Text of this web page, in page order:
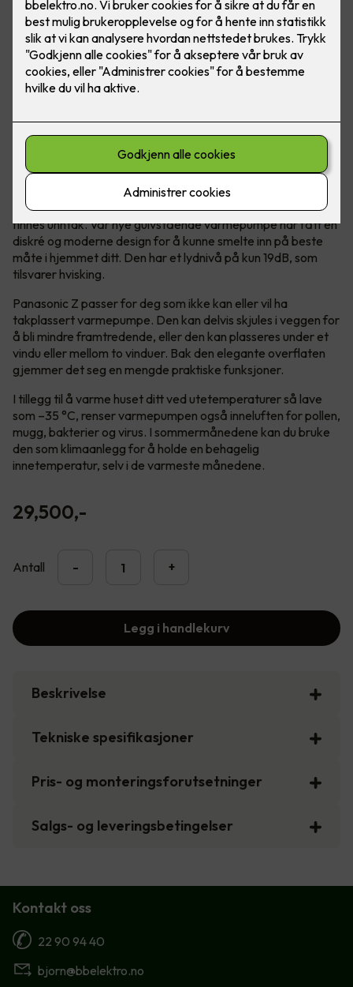
Panasonic Varmepumpe
Gulvmodell Z25UFEA -
m/montering
Varmepumpen som har alt du trenger! Modellen
har energiklasse A++, lavt støynivå på 19dB og
innebygget Nanoe™X luft rensesystem.
Varmepumper er som regel ingen pryd i hjemmet. Men det
finnes unntak. Vår nye gulvstående varmepumpe har fått en
diskré og moderne design for å kunne smelte inn på beste
måte i hjemmet ditt. Den har et lydnivå på kun 19dB, som
tilsvarer hvisking.
Panasonic Z passer for deg som ikke kan eller vil ha
takplassert varmepumpe. Den kan delvis skjules i veggen for
å bli mindre framtredende, eller den kan plasseres under et
vindu eller mellom to vinduer. Bak den elegante overflaten
gjemmer det seg en mengde praktiske funksjoner.
I tillegg til å varme huset ditt ved utetemperaturer så lave
som –35 °C, renser varmepumpen også inneluften for pollen,
mugg, bakterier og virus. I sommermånedene kan du bruke
den som klimaanlegg for å holde en behagelig
innetemperatur, selv i de varmeste månedene.
29,500,-
Antall - +
Legg i handlekurv
Beskrivelse
Tekniske spesifikasjoner
Pris- og monteringsforutsetninger
Salgs- og leveringsbetingelser
Kontakt oss
22 90 94 40
bjorn@bbelektro.no